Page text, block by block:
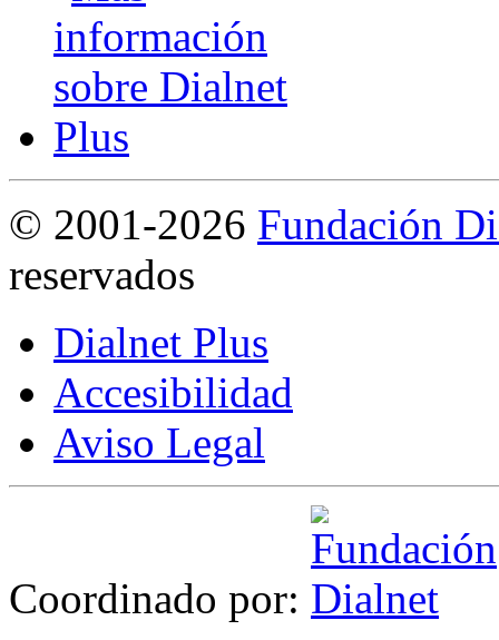
© 2001-2026 Fundación
reservados
Dialnet Plus
Accesibilidad
Aviso Legal
Coordinado por: